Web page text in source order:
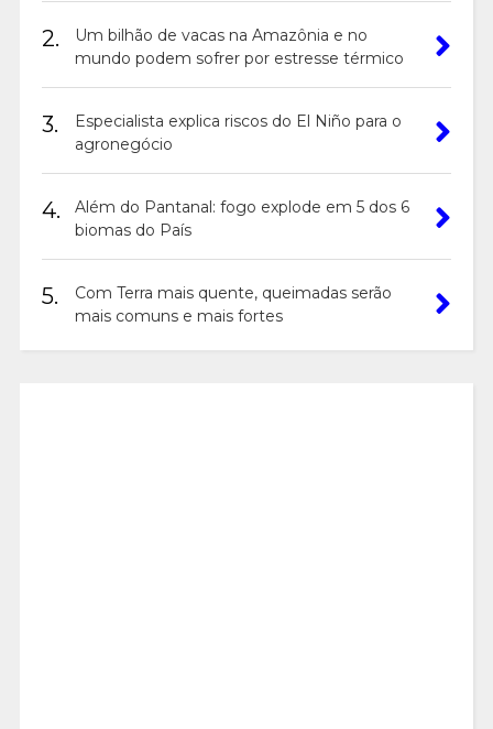
2.
Um bilhão de vacas na Amazônia e no
mundo podem sofrer por estresse térmico
3.
Especialista explica riscos do El Niño para o
agronegócio
4.
Além do Pantanal: fogo explode em 5 dos 6
biomas do País
5.
Com Terra mais quente, queimadas serão
mais comuns e mais fortes